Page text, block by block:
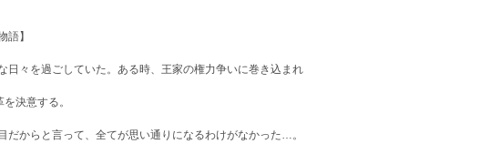
語】
々を過ごしていた。ある時、王家の権力争いに巻き込まれ
決意する。
からと言って、全てが思い通りになるわけがなかった…。